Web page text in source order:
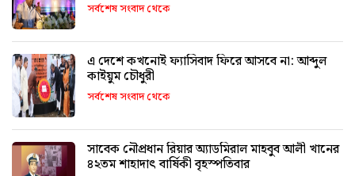
সর্বশেষ সংবাদ থেকে
এ দেশে কখনোই ফ্যাসিবাদ ফিরে আসবে না: আব্দুল
কাইয়ুম চৌধুরী
সর্বশেষ সংবাদ থেকে
সাবেক নৌপ্রধান রিয়ার অ্যাডমিরাল মাহবুব আলী খানের
৪২তম শাহাদাৎ বার্ষিকী বৃহস্পতিবার